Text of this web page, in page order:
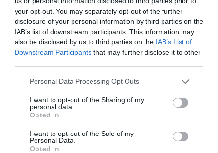
your opt-out. You may separately opt-out of the further
disclosure of your personal information by third parties on the
IAB’s list of downstream participants. This information may
also be disclosed by us to third parties on the IAB’s List of
Downstream Participants that may further disclose it to other
Please note that this website/app uses one or more Google
not limited to your visit or usage behaviour. You may click to
grant or deny consent to Google and its third-party tags to
use your data for below specified purposes in below Google
consent section.
Personal Data Processing Opt Outs
I want to opt-out of the Sharing of my
personal data.
Opted In
I want to opt-out of the Sale of my
Personal Data.
Opted In
Παρακαλούμε αν εντοπίσετε νεκρό πελαργό στείλτε
εντοπίσουμε τους πιο επικίνδυνους πυλώνες και
να ζητήσουμε από τη ΔΕΔΔΗΕ να τους μονώσει.